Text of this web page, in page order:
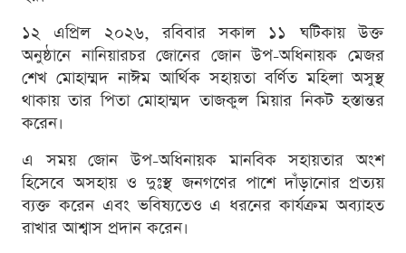
১২ এপ্রিল ২০২৬, রবিবার সকাল ১১ ঘটিকায় উক্ত
অনুষ্ঠানে নানিয়ারচর জোনের জোন উপ-অধিনায়ক মেজর
শেখ মোহাম্মদ নাঈম আর্থিক সহায়তা বর্ণিত মহিলা অসুস্থ
থাকায় তার পিতা মোহাম্মদ তাজকুল মিয়ার নিকট হস্তান্তর
করেন।
এ সময় জোন উপ-অধিনায়ক মানবিক সহায়তার অংশ
হিসেবে অসহায় ও দুঃস্থ জনগণের পাশে দাঁড়ানোর প্রত্যয়
ব্যক্ত করেন এবং ভবিষ্যতেও এ ধরনের কার্যক্রম অব্যাহত
রাখার আশ্বাস প্রদান করেন।